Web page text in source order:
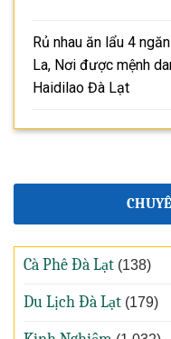
Rủ nhau ăn lẩu 4
La, Nơi được mệnh
Haidilao Đà Lạt
Cà Phê Đà Lạt (138)
Du Lịch Đà Lạt (179)